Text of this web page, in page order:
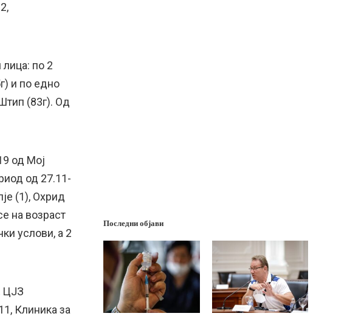
лица: по 2
и по едно
(83г). Од
од Мој
од 27.11-
(1), Охрид
на возраст
услови, а 2
ЦЈЗ
Клиника за
Последни објави